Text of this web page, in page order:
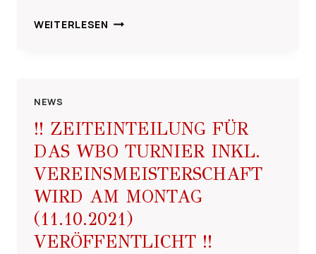
WEITERLESEN TRAININGSSPRINGEN
NEWS
!! ZEITEINTEILUNG FÜR
DAS WBO TURNIER INKL.
VEREINSMEISTERSCHAFT
WIRD AM MONTAG
(11.10.2021)
VERÖFFENTLICHT !!